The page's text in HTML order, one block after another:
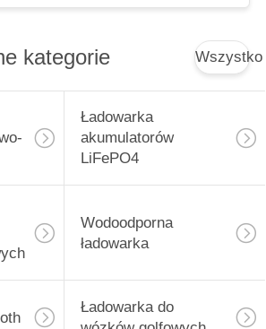
kategorie Wszystko
Ładowarka
akumulatorów
LiFePO4
Wodoodporna
ładowarka
Ładowarka do